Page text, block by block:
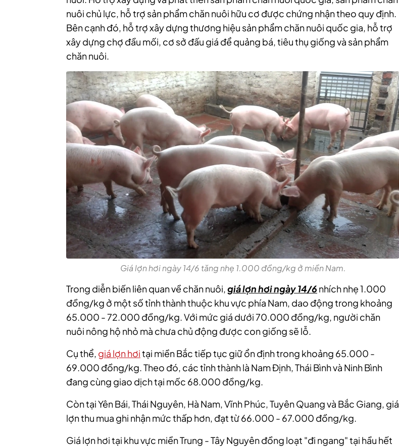
nuôi chủ lực, hỗ trợ sản phẩm chăn nuôi hữu cơ được chứng nhận theo quy định.
Bên cạnh đó, hỗ trợ xây dựng thương hiệu sản phẩm chăn nuôi quốc gia, hỗ trợ
xây dựng chợ đầu mối, cơ sở đấu giá để quảng bá, tiêu thụ giống và sản phẩm
chăn nuôi.
Giá lợn hơi ngày 14/6 tăng nhẹ 1.000 đồng/kg ở miền Nam.
Trong diễn biến liên quan về chăn nuôi,giá lợn hơingày 14/6 nhích nhẹ 1.000
đồng/kg ở một số tỉnh thành thuộc khu vực phía Nam, dao động trong khoảng
65.000 - 72.000 đồng/kg. Với mức giá dưới 70.000 đồng/kg, người chăn
nuôi nông hộ nhỏ mà chưa chủ động được con giống sẽ lỗ.
Cụ thể, giá lợn hơitại miền Bắc tiếp tục giữ ổn định trong khoảng 65.000 -
69.000 đồng/kg. Theo đó, các tỉnh thành là Nam Định, Thái Bình và Ninh Bình
đang cùng giao dịch tại mốc 68.000 đồng/kg.
Còn tại Yên Bái, Thái Nguyên, Hà Nam, Vĩnh Phúc, Tuyên Quang và Bắc Giang, giá
lợn thu mua ghi nhận mức thấp hơn, đạt từ 66.000 - 67.000 đồng/kg.
Giá lợn hơi tại khu vực miền Trung - Tây Nguyên đồng loạt "đi ngang" tại hầu hết